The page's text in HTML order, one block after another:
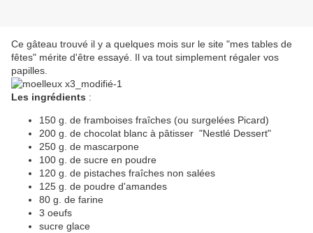
Ce gâteau trouvé il y a quelques mois sur le site "mes tables de
fêtes" mérite d'être essayé. Il va tout simplement régaler vos
papilles.
Les ingrédients :
150 g. de framboises fraîches (ou surgelées Picard)
200 g. de chocolat blanc à pâtisser "Nestlé Dessert"
250 g. de mascarpone
100 g. de sucre en poudre
120 g. de pistaches fraîches non salées
125 g. de poudre d'amandes
80 g. de farine
3 oeufs
sucre glace